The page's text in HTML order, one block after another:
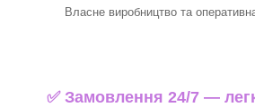
Власне виробництво та оперативна
✅ Замовлення 24/7 —